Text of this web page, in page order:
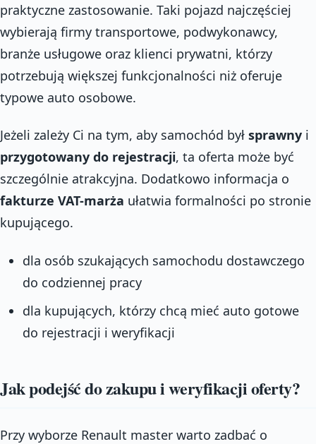
praktyczne zastosowanie. Taki pojazd najczęściej
wybierają firmy transportowe, podwykonawcy,
branże usługowe oraz klienci prywatni, którzy
potrzebują większej funkcjonalności niż oferuje
typowe auto osobowe.
Jeżeli zależy Ci na tym, aby samochód był sprawny i
przygotowany do rejestracji, ta oferta może być
szczególnie atrakcyjna. Dodatkowo informacja o
fakturze VAT-marża ułatwia formalności po stronie
kupującego.
dla osób szukających samochodu dostawczego
do codziennej pracy
dla kupujących, którzy chcą mieć auto gotowe
do rejestracji i weryfikacji
Jak podejść do zakupu i weryfikacji oferty?
Przy wyborze Renault master warto zadbać o